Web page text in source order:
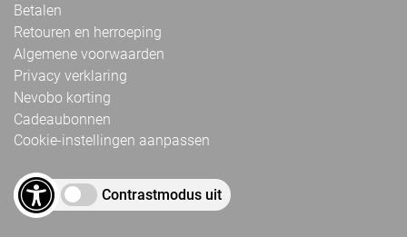
Betalen
Retouren en herroeping
Algemene voorwaarden
Privacy verklaring
Nevobo korting
Cadeaubonnen
Cookie-instellingen aanpassen
Contrastmodus uit